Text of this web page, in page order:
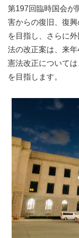
第197回臨時国会が
害からの復旧、復
を目指し、さらに
法の改正案は、来年
憲法改正について
を目指します。